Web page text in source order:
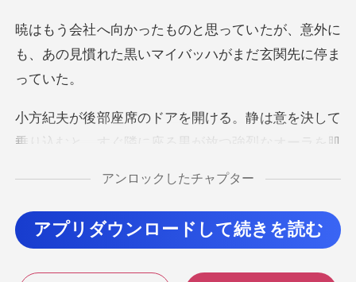
閲覧履歴
ログアウトします
検索
いたが、意外に
も、あの見慣れた黒い
静は意を決して
乗り込むと、すぐ隣に
に包まれる。静は不安
アンロックしたチャプター
アプリダウンロードして続きを読む